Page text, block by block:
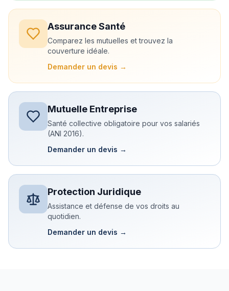
Assurance Santé
Comparez les mutuelles et trouvez la
couverture idéale.
Demander un devis →
Mutuelle Entreprise
Santé collective obligatoire pour vos salariés
(ANI 2016).
Demander un devis →
Protection Juridique
Assistance et défense de vos droits au
quotidien.
Demander un devis →